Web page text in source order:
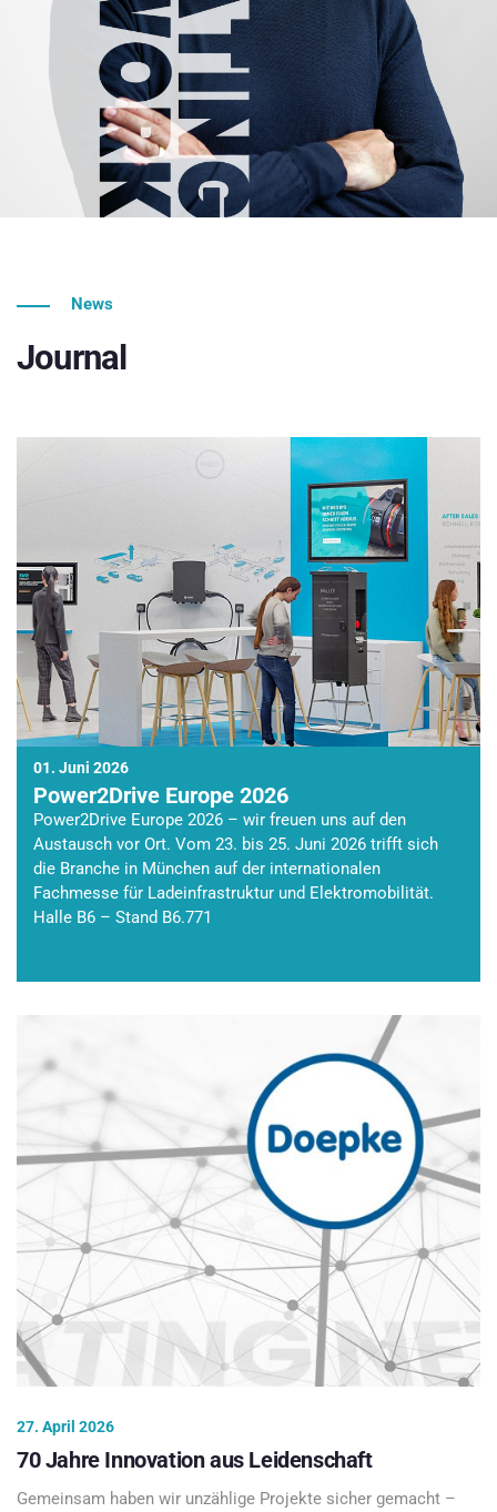
News
Journal
01. Juni 2026
Power2Drive Europe 2026
Power2Drive Europe 2026 – wir freuen uns auf den
Austausch vor Ort. Vom 23. bis 25. Juni 2026 trifft sich
die Branche in München auf der internationalen
Fachmesse für Ladeinfrastruktur und Elektromobilität.
Halle B6 – Stand B6.771
27. April 2026
70 Jahre Innovation aus Leidenschaft
Gemeinsam haben wir unzählige Projekte sicher gemacht –